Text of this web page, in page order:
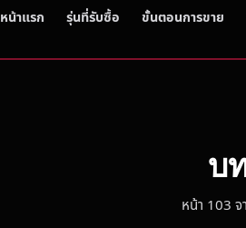
หน้าแรก รุ่นที่รับซื้อ ขั้นตอนการขาย
บ
หน้า 103